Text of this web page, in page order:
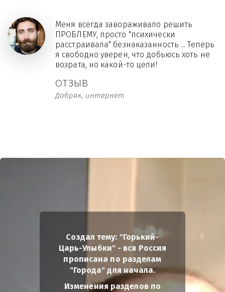
ОТЗЫВ
Добряк, интернет
Меня всегда завораживало решить
ПРОБЛЕМУ, просто "психически
расстраивала" безнаказанность ... Теперь
я свободно уверен, что добьюсь хоть не
возрата, но какой-то цели!
Создал тему: "Горький-
Царь-Улыбки" - вся Россия
прописана по разделам
"Города" для начала.
Изменения разделов по